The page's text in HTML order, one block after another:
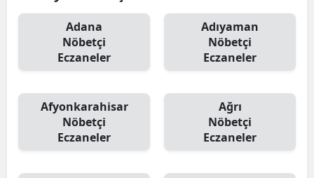
Adana
Nöbetçi
Eczaneler
Adıyaman
Nöbetçi
Eczaneler
Afyonkarahisar
Nöbetçi
Eczaneler
Ağrı
Nöbetçi
Eczaneler